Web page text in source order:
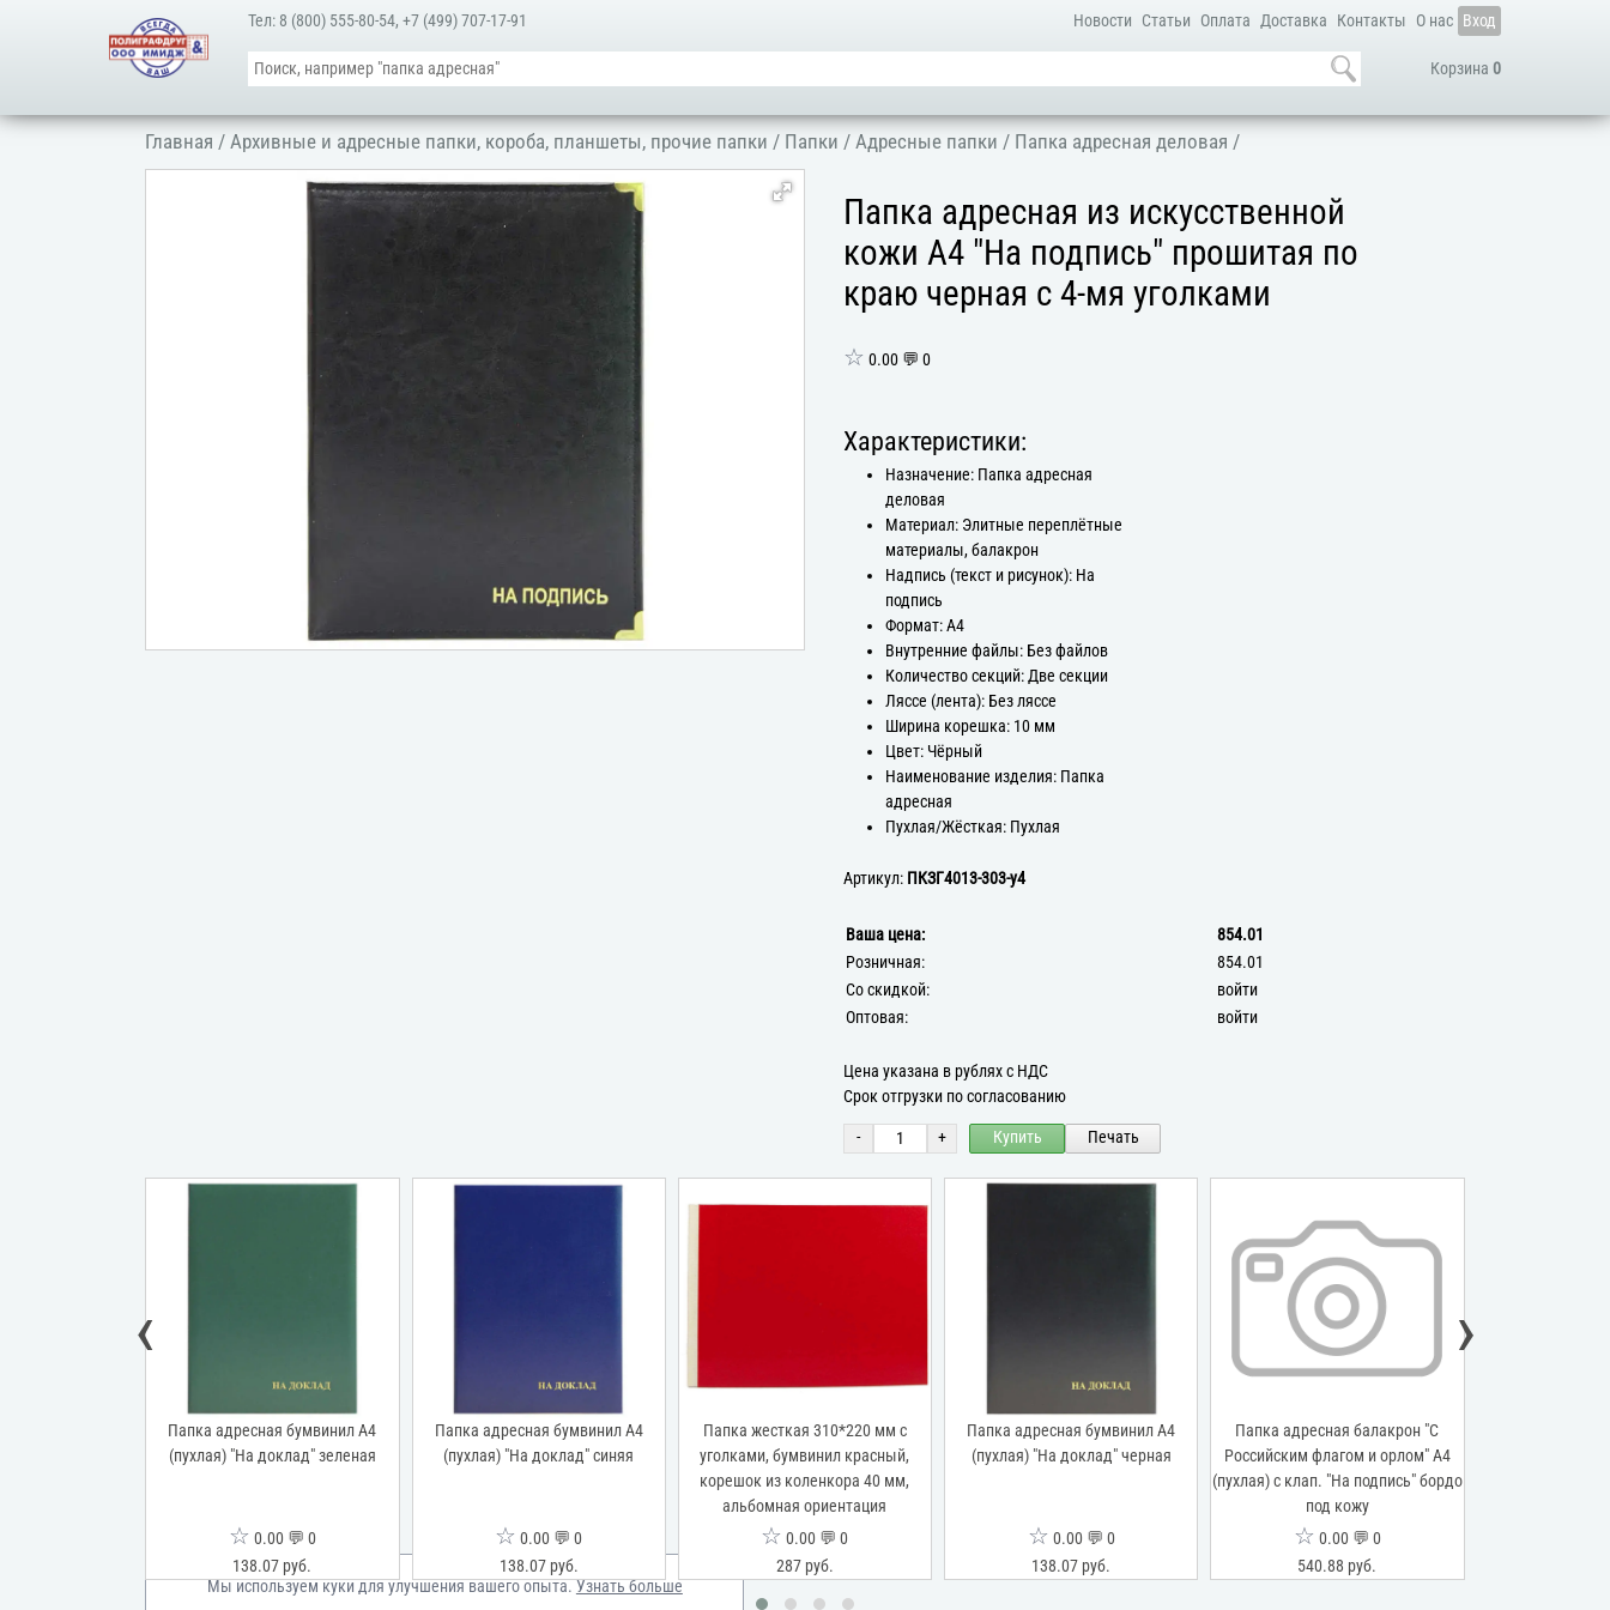
Новости Статьи Оплата Доставка Контакты О нас Вход
Корзина 0
Тел: 8 (800) 555-80-54,+7 (499) 707-17-91
Главная /Архивные и адресные папки, короба, планшеты, прочие папки / Папки /Адресные папки / Папка адресная деловая /
Папка адресная из искусственной
кожи А4 "На подпись" прошитая по
краю черная с 4-мя уголками
☆ 0.00 💬 0
Характеристики:
Назначение: Папка адресная
деловая
Материал: Элитные переплётные
материалы, балакрон
Надпись (текст и рисунок): На
подпись
Формат: А4
Внутренние файлы: Без файлов
Количество секций: Две секции
Ляссе (лента): Без ляссе
Ширина корешка: 10 мм
Цвет: Чёрный
Наименование изделия: Папка
адресная
Пухлая/Жёсткая: Пухлая
Артикул: ПКЗГ4013-303-у4
Ваша цена:
854.01
Розничная:
854.01
Со скидкой:
войти
Оптовая:
войти
Цена указана в рублях с НДС
Срок отгрузки по согласованию
- + Купить Печать
Папка адресная бумвинил А4
(пухлая) "На доклад" зеленая
☆ 0.00 💬 0
138.07 руб.
Папка адресная бумвинил А4
(пухлая) "На доклад" синяя
☆ 0.00 💬 0
138.07 руб.
Папка жесткая 310*220 мм с
уголками, бумвинил красный,
корешок из коленкора 40 мм,
альбомная ориентация
☆ 0.00 💬 0
287 руб.
Папка адресная бумвинил А4
(пухлая) "На доклад" черная
☆ 0.00 💬 0
138.07 руб.
Папка адресная балакрон "С
Российским флагом и орлом" А4
(пухлая) с клап. "На подпись" бордо
под кожу
☆ 0.00 💬 0
540.88 руб.
‹ ›
Мы используем куки для улучшения вашего опыта.Узнать больше